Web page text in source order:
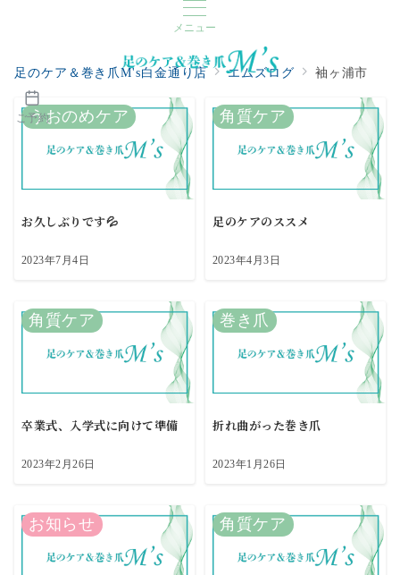
メニュー
ご予約
足のケア＆巻き爪M's白金通り店 エムズログ 袖ヶ浦市
うおのめケア
お久しぶりです💦
2023年7月4日
角質ケア
足のケアのススメ
2023年4月3日
角質ケア
卒業式、入学式に向けて準備
2023年2月26日
巻き爪
折れ曲がった巻き爪
2023年1月26日
お知らせ 角質ケア